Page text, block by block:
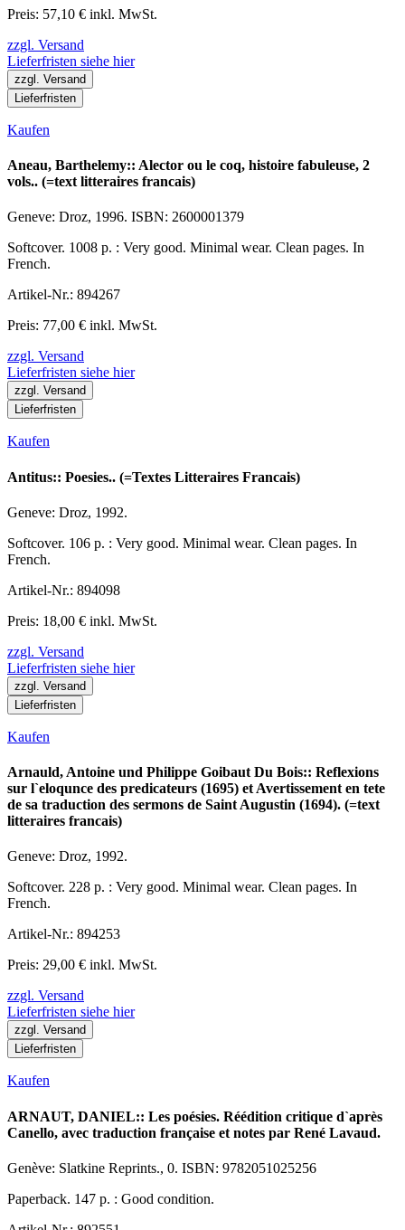
Preis: 57,10 € inkl. MwSt.
zzgl. Versand
Lieferfristen siehe hier
zzgl. Versand
Lieferfristen
Kaufen
Aneau, Barthelemy:: Alector ou le coq, histoire fabuleuse, 2
vols.. (=text litteraires francais)
Geneve: Droz, 1996. ISBN: 2600001379
Softcover. 1008 p. : Very good. Minimal wear. Clean pages. In
French.
Artikel-Nr.: 894267
Preis: 77,00 € inkl. MwSt.
zzgl. Versand
Lieferfristen siehe hier
zzgl. Versand
Lieferfristen
Kaufen
Antitus:: Poesies.. (=Textes Litteraires Francais)
Geneve: Droz, 1992.
Softcover. 106 p. : Very good. Minimal wear. Clean pages. In
French.
Artikel-Nr.: 894098
Preis: 18,00 € inkl. MwSt.
zzgl. Versand
Lieferfristen siehe hier
zzgl. Versand
Lieferfristen
Kaufen
Arnauld, Antoine und Philippe Goibaut Du Bois:: Reflexions
sur l`eloqunce des predicateurs (1695) et Avertissement en tete
de sa traduction des sermons de Saint Augustin (1694). (=text
litteraires francais)
Geneve: Droz, 1992.
Softcover. 228 p. : Very good. Minimal wear. Clean pages. In
French.
Artikel-Nr.: 894253
Preis: 29,00 € inkl. MwSt.
zzgl. Versand
Lieferfristen siehe hier
zzgl. Versand
Lieferfristen
Kaufen
ARNAUT, DANIEL:: Les poésies. Réédition critique d`après
Canello, avec traduction française et notes par René Lavaud.
Genève: Slatkine Reprints., 0. ISBN: 9782051025256
Paperback. 147 p. : Good condition.